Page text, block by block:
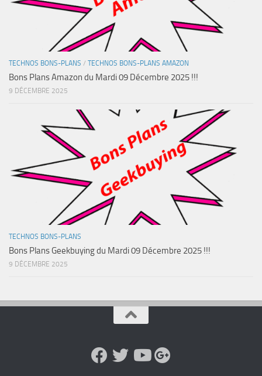
TECHNOS BONS-PLANS / TECHNOS BONS-PLANS AMAZON
Bons Plans Amazon du Mardi 09 Décembre 2025 !!!
9 DÉCEMBRE 2025
TECHNOS BONS-PLANS
Bons Plans Geekbuying du Mardi 09 Décembre 2025 !!!
9 DÉCEMBRE 2025